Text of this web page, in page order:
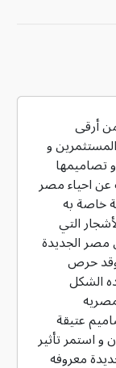
أرقى
و
و تصاميمها
عن احياء مصر
خاصة به
إلى الأشجار التي
مصر الجديدة
وقد حرص
الشكل
عتيقة
و استمر تأثير
معروفه